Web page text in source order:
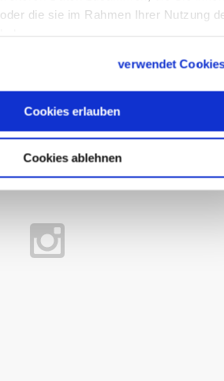
die sie im Rahmen Ihrer Nutzung
verwendet
Cookies erlauben
Cookies ablehnen